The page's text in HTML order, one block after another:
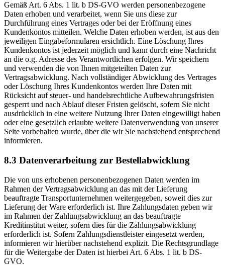
Gemäß Art. 6 Abs. 1 lit. b DS-GVO werden personenbezogene
Daten erhoben und verarbeitet, wenn Sie uns diese zur
Durchführung eines Vertrages oder bei der Eröffnung eines
Kundenkontos mitteilen. Welche Daten erhoben werden, ist aus den
jeweiligen Eingabeformularen ersichtlich. Eine Löschung Ihres
Kundenkontos ist jederzeit möglich und kann durch eine Nachricht
an die o.g. Adresse des Verantwortlichen erfolgen. Wir speichern
und verwenden die von Ihnen mitgeteilten Daten zur
Vertragsabwicklung. Nach vollständiger Abwicklung des Vertrages
oder Löschung Ihres Kundenkontos werden Ihre Daten mit
Rücksicht auf steuer- und handelsrechtliche Aufbewahrungsfristen
gesperrt und nach Ablauf dieser Fristen gelöscht, sofern Sie nicht
ausdrücklich in eine weitere Nutzung Ihrer Daten eingewilligt haben
oder eine gesetzlich erlaubte weitere Datenverwendung von unserer
Seite vorbehalten wurde, über die wir Sie nachstehend entsprechend
informieren.
8.3 Datenverarbeitung zur Bestellabwicklung
Die von uns erhobenen personenbezogenen Daten werden im
Rahmen der Vertragsabwicklung an das mit der Lieferung
beauftragte Transportunternehmen weitergegeben, soweit dies zur
Lieferung der Ware erforderlich ist. Ihre Zahlungsdaten geben wir
im Rahmen der Zahlungsabwicklung an das beauftragte
Kreditinstitut weiter, sofern dies für die Zahlungsabwicklung
erforderlich ist. Sofern Zahlungsdienstleister eingesetzt werden,
informieren wir hierüber nachstehend explizit. Die Rechtsgrundlage
für die Weitergabe der Daten ist hierbei Art. 6 Abs. 1 lit. b DS-
GVO.